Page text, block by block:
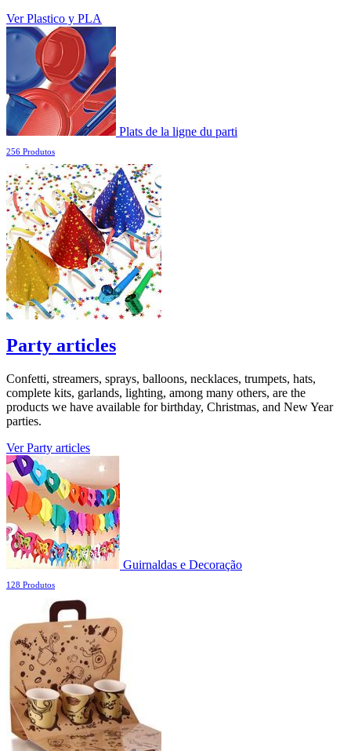
Ver Plastico y PLA
Plats de la ligne du parti
256 Produtos
Party articles
Confetti, streamers, sprays, balloons, necklaces, trumpets, hats,
complete kits, garlands, lighting, among many others, are the
products we have available for birthday, Christmas, and New Year
parties.
Ver Party articles
Guirnaldas e Decoração
128 Produtos